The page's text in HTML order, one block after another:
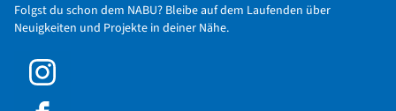
Folgst du schon dem NABU? Bleibe auf dem Laufenden über
Neuigkeiten und Projekte in deiner Nähe.